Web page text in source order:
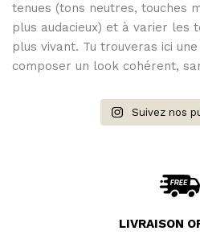
tenues (tons neutres, touches
plus audacieux) et à varier les
plus vivant. Tu trouveras ici
composer un look cohérent,
Suivez nos
LIVRAISON